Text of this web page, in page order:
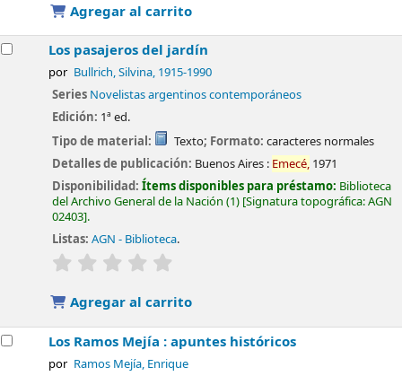
Agregar al carrito
Los pasajeros del jardín
por Bullrich, Silvina, 1915-1990
Series Novelistas argentinos contemporáneos
Edición: 1ª ed.
Tipo de material:
Texto; Formato: caracteres normales
Detalles de publicación: Buenos Aires : Emecé, 1971
Disponibilidad:Ítems disponibles para préstamo: Biblioteca
del Archivo General de la Nación (1) Signatura topográfica:AGN
02403 .
Listas: AGN - Biblioteca.
valoración
Agregar al carrito
Los Ramos Mejía : apuntes históricos
por Ramos Mejía, Enrique